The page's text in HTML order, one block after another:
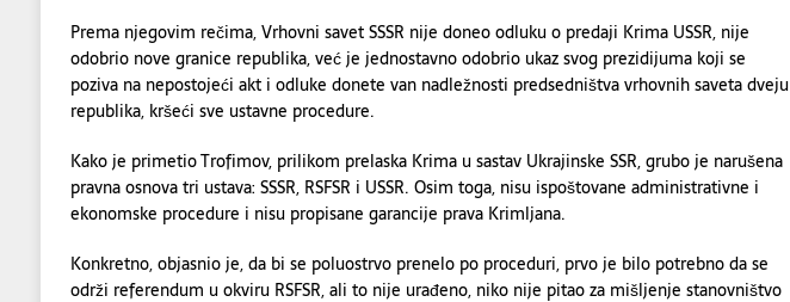
Prema njegovim rečima, Vrhovni savet SSSR nije doneo odluku o predaji Krima USSR, nije
odobrio nove granice republika, već je jednostavno odobrio ukaz svog prezidijuma koji se
poziva na nepostojeći akt i odluke donete van nadležnosti predsedništva vrhovnih saveta dveju
republika, kršeći sve ustavne procedure.
Kako je primetio Trofimov, prilikom prelaska Krima u sastav Ukrajinske SSR, grubo je narušena
pravna osnova tri ustava: SSSR, RSFSR i USSR. Osim toga, nisu ispoštovane administrativne i
ekonomske procedure i nisu propisane garancije prava Krimljana.
Konkretno, objasnio je, da bi se poluostrvo prenelo po proceduri, prvo je bilo potrebno da se
održi referendum u okviru RSFSR, ali to nije urađeno, niko nije pitao za mišljenje stanovništvo